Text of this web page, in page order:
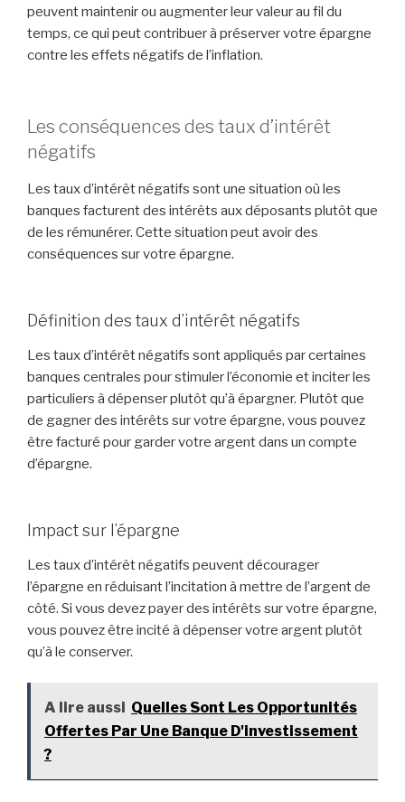
peuvent maintenir ou augmenter leur valeur au fil du
temps, ce qui peut contribuer à préserver votre épargne
contre les effets négatifs de l’inflation.
Les conséquences des taux d’intérêt
négatifs
Les taux d’intérêt négatifs sont une situation où les
banques facturent des intérêts aux déposants plutôt que
de les rémunérer. Cette situation peut avoir des
conséquences sur votre épargne.
Définition des taux d’intérêt négatifs
Les taux d’intérêt négatifs sont appliqués par certaines
banques centrales pour stimuler l’économie et inciter les
particuliers à dépenser plutôt qu’à épargner. Plutôt que
de gagner des intérêts sur votre épargne, vous pouvez
être facturé pour garder votre argent dans un compte
d’épargne.
Impact sur l’épargne
Les taux d’intérêt négatifs peuvent décourager
l’épargne en réduisant l’incitation à mettre de l’argent de
côté. Si vous devez payer des intérêts sur votre épargne,
vous pouvez être incité à dépenser votre argent plutôt
qu’à le conserver.
A lire aussi Quelles Sont Les Opportunités
Offertes Par Une Banque D'investissement
?